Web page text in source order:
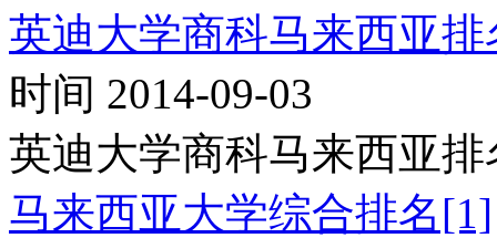
英迪大学商科马来西亚排
时间 2014-09-03
英迪大学商科马来西亚排
马来西亚大学综合排名[1]